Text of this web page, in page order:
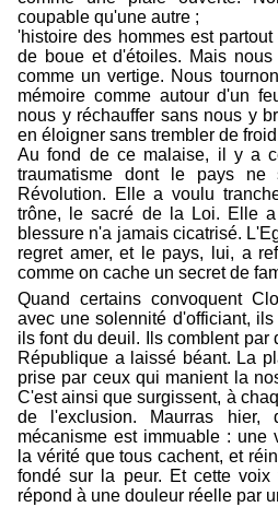
coupable qu'une autre ;
'histoire des hommes est
de boue et d'étoiles. Mais
comme un vertige. Nous
mémoire comme autour d'un
nous y réchauffer sans nous y
en éloigner sans trembler de
Au fond de ce malaise, il y a
traumatisme dont le pays
Révolution. Elle a voulu
trône, le sacré de la Loi. Elle
blessure n'a jamais cicatrisé.
regret amer, et le pays, lui, a
comme on cache un secret de
Quand certains convoquent
avec une solennité d'officiant,
ils font du deuil. Ils comblent par
République a laissé béant. La
prise par ceux qui manient la
C'est ainsi que surgissent, à
de l'exclusion. Maurras hier,
mécanisme est immuable : une
la vérité que tous cachent, et
fondé sur la peur. Et cette
répond à une douleur réelle par